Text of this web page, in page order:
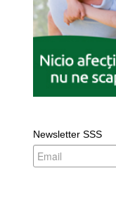
Newsletter SSS